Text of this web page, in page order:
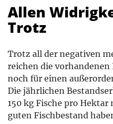
Allen
Trotz
Trotz all der negativen
reichen die
noch für einen
Die jährlichen
150 kg Fische pro Hektar
guten Fischbestand